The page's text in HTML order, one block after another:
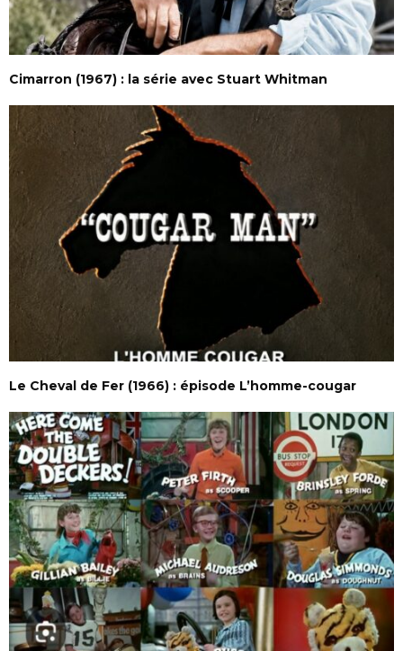
Cimarron (1967) : la série avec Stuart Whitman
Le Cheval de Fer (1966) : épisode L’homme-cougar